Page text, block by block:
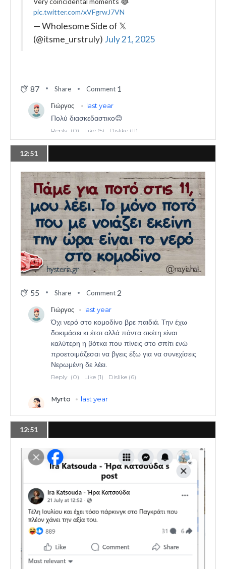
pic.twitter.com/xVFgrwJ7VN
— Wholesome Side of 𝕏
(@itsme_urstruly) July 21, 2025
87 Share Comment 1
12:51
55 Share Comment 2
12:51